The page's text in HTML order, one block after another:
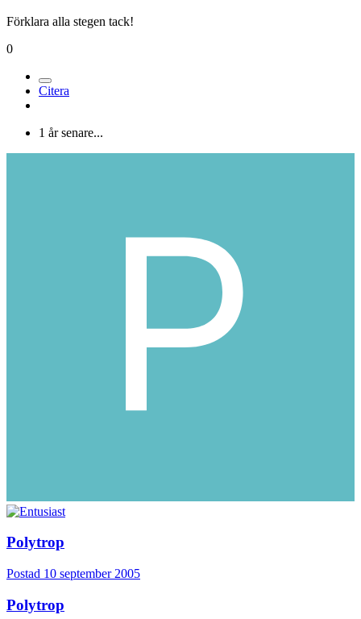
Förklara alla stegen tack!
0
Citera
1 år senare...
Polytrop
Postad 10 september 2005
Polytrop